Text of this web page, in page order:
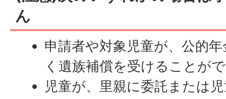
ん
申請者や対象児童が、公的
く遺族補償を受けることが
児童が、里親に委託または